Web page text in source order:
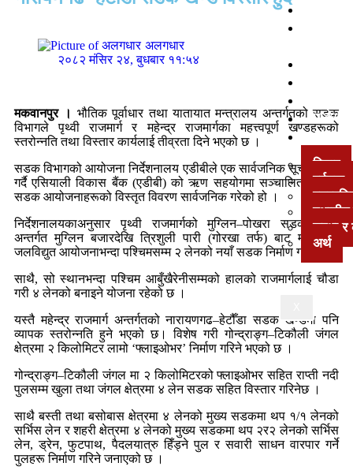
अन्य
विचार
पर्यटक
सुरक्षा
अर्थ
अलगधार
२०८२ मंसिर २४, बुधबार ११:५४
मकवानपुर । भौतिक पूर्वाधार तथा यातायात मन्त्रालय अन्तर्गतको सडक
विभागले पृथ्वी राजमार्ग र महेन्द्र राजमार्गका महत्त्वपूर्ण खण्डहरूको
स्तरोन्नति तथा विस्तार कार्यलाई तीव्रता दिने भएको छ ।
सडक विभागको आयोजना निर्देशनालय एडीबीले एक सार्वजनिक सूचना जारी
गर्दै एसियाली विकास बैंक (एडीबी) को ऋण सहयोगमा सञ्चालित विभिन्न
सडक आयोजनाहरूको विस्तृत विवरण सार्वजनिक गरेको हो ।
निर्देशनालयकाअनुसार पृथ्वी राजमार्गको मुग्लिन–पोखरा सडक खण्ड
अन्तर्गत मुग्लिन बजारदेखि त्रिशुली पारी (गोरखा तर्फ) बाट मर्स्याङ्दी
जलविद्युत आयोजनाभन्दा पश्चिमसम्म २ लेनको नयाँ सडक निर्माण गरिनेछ ।
साथै, सो स्थानभन्दा पश्चिम आबुँखैरेनीसम्मको हालको राजमार्गलाई चौडा
गरी ४ लेनको बनाइने योजना रहेको छ ।
यस्तै महेन्द्र राजमार्ग अन्तर्गतको नारायणगढ–हेटौँडा सडक खण्डमा पनि
व्यापक स्तरोन्नति हुने भएको छ। विशेष गरी गोन्द्राङ्ग–टिकौली जंगल
क्षेत्रमा २ किलोमिटर लामो ‘फ्लाइओभर’ निर्माण गरिने भएको छ ।
गोन्द्राङ्ग–टिकौली जंगल मा २ किलोमिटरको फ्लाइओभर सहित राप्ती नदी
पुलसम्म खुला तथा जंगल क्षेत्रमा ४ लेन सडक सहित विस्तार गरिनेछ ।
साथै बस्ती तथा बसोबास क्षेत्रमा ४ लेनको मुख्य सडकमा थप १/१ लेनको
सर्भिस लेन र शहरी क्षेत्रमा ४ लेनको मुख्य सडकमा थप २र२ लेनको सर्भिस
लेन, ड्रेन, फुटपाथ, पैदलयात्रु हिँड्ने पुल र सवारी साधन वारपार गर्ने
पुलहरू निर्माण गरिने जनाएको छ ।